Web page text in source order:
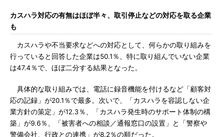
カスハラ対応の有無はほぼ半々、取引停止などの対応を取る企業
も
カスハラや不当要求などへの対応として、何らかの取り組みを
行っていると回答した企業は50.1％、特に取り組んでいない企業
は47.4％で、ほぼ二分する結果となった。
具体的な取り組みでは、電話に録音機能を付けるなど「顧客対
応の記録」が20.1％で最多。次いで、「カスハラを容認しない企
業方針の策定」が12.3％、「カスハラ発生時のサポート体制の構
築」が9.6％、「被害者への相談／通報窓口の設置」と「警察や
警備会社、行政との連携」が8.2％の順だった。